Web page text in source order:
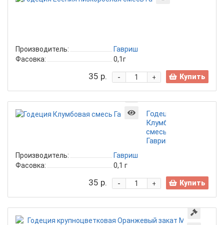
Производитель:
Гавриш
Фасовка:
0,1г
35 р. +
- Купить
Годеция
Клумбовая
смесь
Гавриш
Производитель:
Гавриш
Фасовка:
0,1 г
35 р. +
- Купить